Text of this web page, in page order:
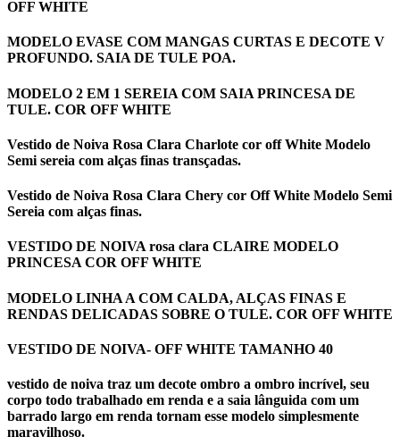
OFF WHITE
MODELO EVASE COM MANGAS CURTAS E DECOTE V
PROFUNDO. SAIA DE TULE POA.
MODELO 2 EM 1 SEREIA COM SAIA PRINCESA DE
TULE. COR OFF WHITE
Vestido de Noiva Rosa Clara Charlote cor off White Modelo
Semi sereia com alças finas transçadas.
Vestido de Noiva Rosa Clara Chery cor Off White Modelo Semi
Sereia com alças finas.
VESTIDO DE NOIVA rosa clara CLAIRE MODELO
PRINCESA COR OFF WHITE
MODELO LINHA A COM CALDA, ALÇAS FINAS E
RENDAS DELICADAS SOBRE O TULE. COR OFF WHITE
VESTIDO DE NOIVA- OFF WHITE TAMANHO 40
vestido de noiva traz um decote ombro a ombro incrível, seu
corpo todo trabalhado em renda e a saia lânguida com um
barrado largo em renda tornam esse modelo simplesmente
maravilhoso.